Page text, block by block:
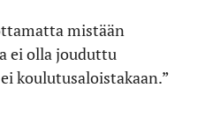
mistään
ei olla jouduttu
koulutusaloistakaan.”